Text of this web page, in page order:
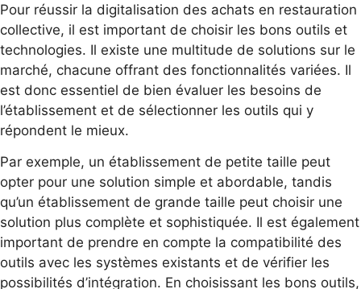
Pour réussir la digitalisation des achats en restauration
collective, il est important de choisir les bons outils et
technologies. Il existe une multitude de solutions sur le
marché, chacune offrant des fonctionnalités variées. Il
est donc essentiel de bien évaluer les besoins de
l’établissement et de sélectionner les outils qui y
répondent le mieux.
Par exemple, un établissement de petite taille peut
opter pour une solution simple et abordable, tandis
qu’un établissement de grande taille peut choisir une
solution plus complète et sophistiquée. Il est également
important de prendre en compte la compatibilité des
outils avec les systèmes existants et de vérifier les
possibilités d’intégration. En choisissant les bons outils,